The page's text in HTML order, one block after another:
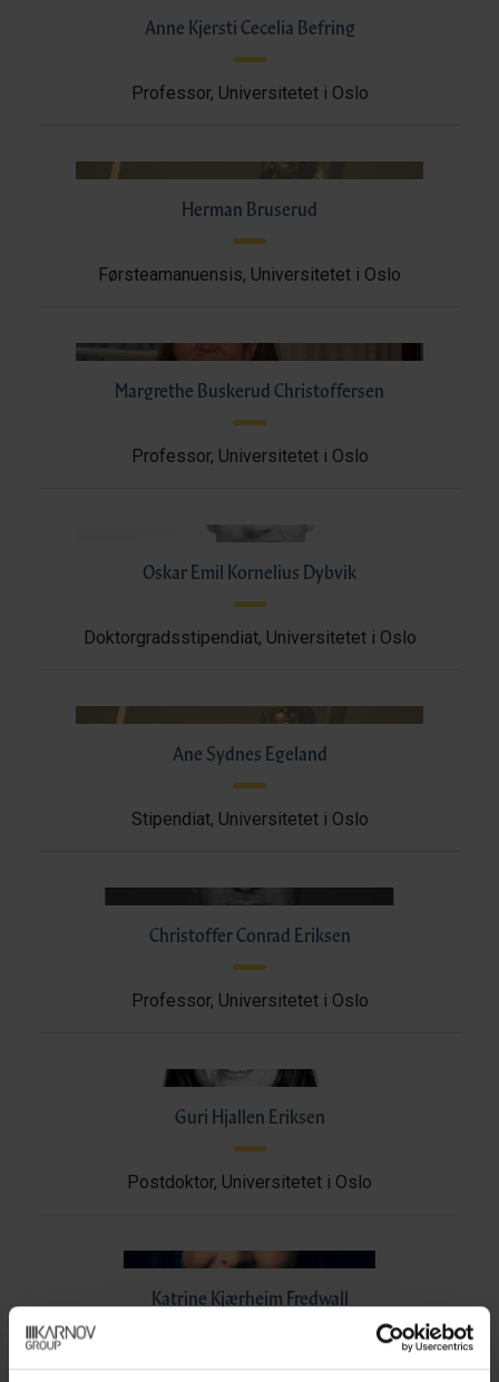
Anne Kjersti Cecelia Befring
Professor, Universitetet i Oslo
Herman Bruserud
Førsteamanuensis, Universitetet i Oslo
Margrethe Buskerud Christoffersen
Professor, Universitetet i Oslo
Oskar Emil Kornelius Dybvik
Doktorgradsstipendiat, Universitetet i Oslo
Ane Sydnes Egeland
Stipendiat, Universitetet i Oslo
Christoffer Conrad Eriksen
Professor, Universitetet i Oslo
Guri Hjallen Eriksen
Postdoktor, Universitetet i Oslo
Katrine Kjærheim Fredwall
Professor, Universitetet i Oslo